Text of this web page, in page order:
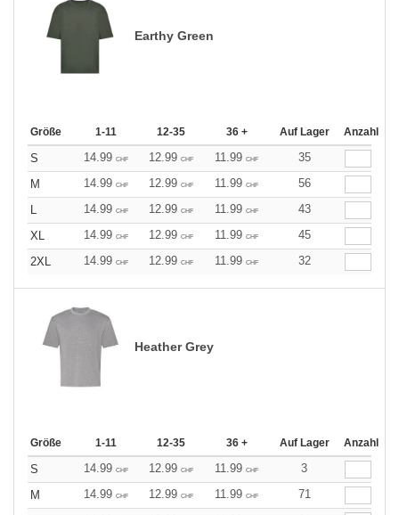
Earthy Green
Größe 1-11 12-35 36 + Auf Lager Anzahl
S 14.99 CHF 12.99 CHF 11.99 CHF
35
M
14.99 CHF 12.99 CHF 11.99 CHF
56
L
14.99 CHF 12.99 CHF 11.99 CHF
43
XL
14.99 CHF 12.99 CHF 11.99 CHF
45
2XL
14.99 CHF 12.99 CHF 11.99 CHF 32
Heather Grey
Größe 1-11 12-35 36 + Auf Lager Anzahl
S 14.99 CHF 12.99 CHF 11.99 CHF
3
M
14.99 CHF 12.99 CHF 11.99 CHF
71